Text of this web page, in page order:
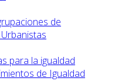
de
para la igualdad
de Igualdad